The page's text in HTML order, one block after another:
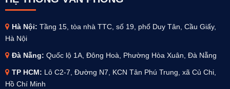
Hà Nội: Tầng 15, tòa nhà TTC, số 19, phố Duy Tân, Cầu Giấy,
Hà Nội
Đà Nẵng: Quốc lộ 1A, Đông Hoà, Phường Hòa Xuân, Đà Nẵng
TP HCM: Lô C2-7, Đường N7, KCN Tân Phú Trung, xã Củ Chi,
Hồ Chí Minh